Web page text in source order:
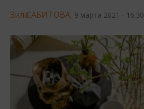
Зилә САБИТОВА, 9 марта 2021 - 16:30